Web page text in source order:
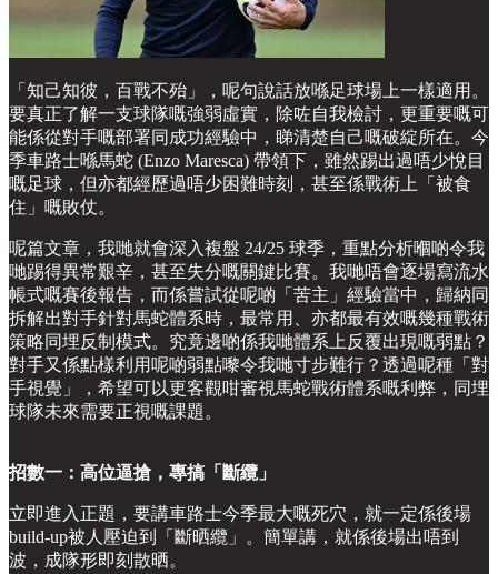
「知己知彼，百戰不殆」，呢句說話放喺足球場上一樣適用。
要真正了解一支球隊嘅強弱虛實，除咗自我檢討，更重要嘅可
能係從對手嘅部署同成功經驗中，睇清楚自己嘅破綻所在。今
季車路士喺馬蛇 (Enzo Maresca) 帶領下，雖然踢出過唔少悅目
嘅足球，但亦都經歷過唔少困難時刻，甚至係戰術上「被食
住」嘅敗仗。
呢篇文章，我哋就會深入複盤 24/25 球季，重點分析嗰啲令我
哋踢得異常艱辛，甚至失分嘅關鍵比賽。我哋唔會逐場寫流水
帳式嘅賽後報告，而係嘗試從呢啲「苦主」經驗當中，歸納同
拆解出對手針對馬蛇體系時，最常用、亦都最有效嘅幾種戰術
策略同埋反制模式。究竟邊啲係我哋體系上反覆出現嘅弱點？
對手又係點樣利用呢啲弱點嚟令我哋寸步難行？透過呢種「對
手視覺」，希望可以更客觀咁審視馬蛇戰術體系嘅利弊，同埋
球隊未來需要正視嘅課題。
招數一：高位逼搶，專搞「斷纜」
立即進入正題，要講車路士今季最大嘅死穴，就一定係後場
build-up被人壓迫到「斷晒纜」。簡單講，就係後場出唔到
波，成隊形即刻散晒。